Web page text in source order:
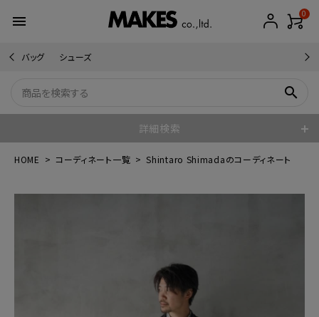
menu 0
バッグ シューズ
search
詳細検索
HOME コーディネート一覧 Shintaro Shimadaのコーディネート